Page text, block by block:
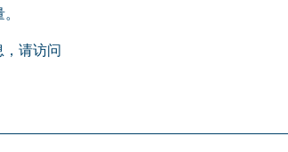
请访问